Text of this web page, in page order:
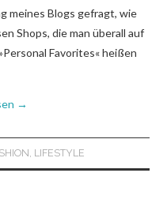
meines Blogs gefragt, wie
Shops, die man überall auf
Favorites« heißen
→
, LIFESTYLE